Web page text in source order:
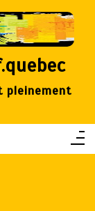
pleinement